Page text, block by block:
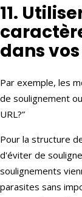
11.
dans vos
Par exemple, les
de soulignement
URL?”
Pour la structure
d'éviter de
soulignements
parasites sans